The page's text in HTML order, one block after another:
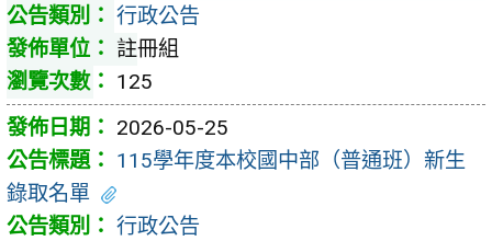
行政公告
註冊組
125
2026-05-25
115學年度本校國中部（普通班）新生
錄取名單
行政公告